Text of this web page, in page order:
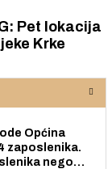
Pet lokacija
Krke
Općina
zaposlenika.
nego